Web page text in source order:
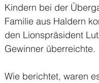
Kindern bei der
Familie aus Haldern
den Lionspräsident
Gewinner überreichte.
Wie berichtet, waren